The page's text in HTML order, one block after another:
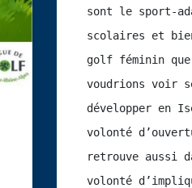
sont le sport-
scolaires et
golf féminin que
voudrions voir
développer en
volonté
retrouve aussi
volonté